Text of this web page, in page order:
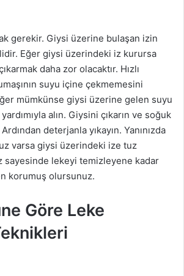
gerekir. Giysi üzerine bulaşan izin
Eğer giysi üzerindeki iz kurursa
daha zor olacaktır. Hızlı
suyu içine çekmemesini
mümkünse giysi üzerine gelen suyu
alın. Giysini çıkarın ve soğuk
deterjanla yıkayın. Yanınızda
varsa giysi üzerindeki ize tuz
sayesinde lekeyi temizleyene kadar
korumuş olursunuz.
Göre Leke